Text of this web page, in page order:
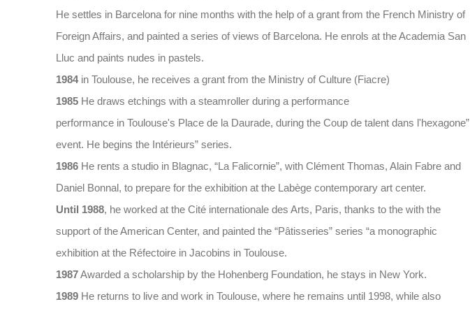
He settles in Barcelona for nine months with the help of a grant from the French Ministry of
Foreign Affairs, and painted a series of views of Barcelona. He enrols at the Academia San
Lluc and paints nudes in pastels.
1984in Toulouse, he receives a grant from the Ministry of Culture (Fiacre)
1985 He draws etchings with a steamroller during a performance
performance in Toulouse's Place de la Daurade, during the Coup de talent dans l'hexagone”
event. He begins the Intérieurs” series.
1986 He rents a studio in Blagnac, “La Falicornie”, with Clément Thomas, Alain Fabre and
Daniel Bonnal, to prepare for the exhibition at the Labège contemporary art center.
Until 1988, he worked at the Cité internationale des Arts, Paris, thanks to the with the
support of the American Center, and painted the “Pâtisseries” series “a monographic
exhibition at the Réfectoire in Jacobins in Toulouse.
1987Awarded a scholarship by the Hohenberg Foundation, he stays in New York.
1989 He returns to live and work in Toulouse, where he remains until 1998, while also